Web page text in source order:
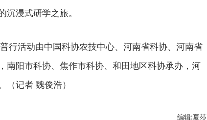
浸式研学之旅。
行活动由中国科协农技中心、河南省科协、河南省
南阳市科协、焦作市科协、和田地区科协承办，河
记者 魏俊浩）
编辑:夏莎